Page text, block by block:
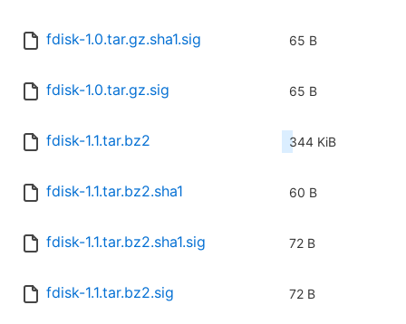
fdisk-1.0.tar.gz.sha1.sig 65 B
fdisk-1.0.tar.gz.sig 65 B
fdisk-1.1.tar.bz2 344 KiB
fdisk-1.1.tar.bz2.sha1 60 B
fdisk-1.1.tar.bz2.sha1.sig 72 B
fdisk-1.1.tar.bz2.sig 72 B